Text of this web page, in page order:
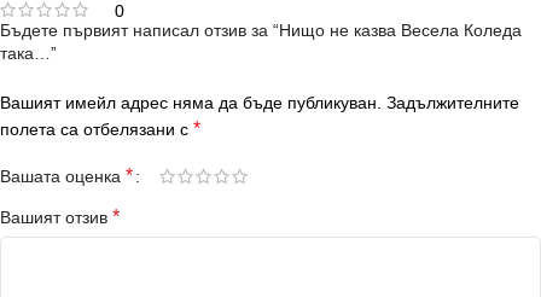
0
Бъдете първият написал отзив за “Нищо не казва Весела Коледа
така…”
Вашият имейл адрес няма да бъде публикуван. Задължителните
полета са отбелязани с *
Вашата оценка *
Вашият отзив *